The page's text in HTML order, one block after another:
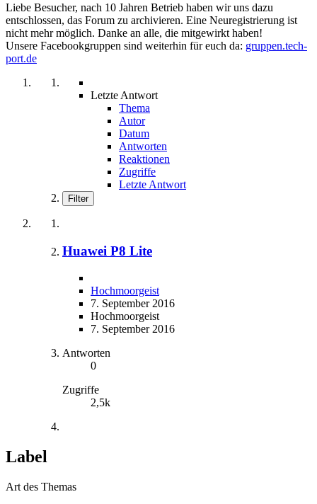
Liebe Besucher, nach 10 Jahren Betrieb haben wir uns dazu
entschlossen, das Forum zu archivieren. Eine Neuregistrierung ist
nicht mehr möglich. Danke an alle, die mitgewirkt haben!
Unsere Facebookgruppen sind weiterhin für euch da: gruppen.tech-
port.de
Letzte Antwort
Thema
Autor
Datum
Antworten
Reaktionen
Zugriffe
Letzte Antwort
Filter
Huawei P8 Lite
Hochmoorgeist
7. September 2016
Hochmoorgeist
7. September 2016
Antworten
0
Zugriffe
2,5k
Label
Art des Themas